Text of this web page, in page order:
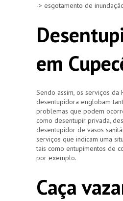
-> esgotamento de
em
Sendo assim, os serviços da
desentupidora englobam
problemas que podem
como desentupir privada,
desentupidor de vasos
serviços que indicam uma
tais como entupimentos de
por exemplo.
Caça